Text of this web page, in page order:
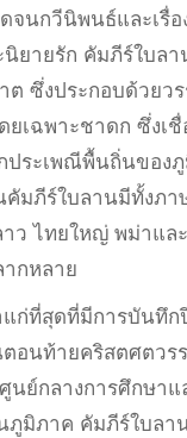
จนกวีนิพนธ์และเรื่
ยายรัก คัมภีร์ใบล
ต ซึ่งประกอบด้วยว
เฉพาะชาดก ซึ่งเ
ระเพณีพื้นถิ่นของภู
คัมภีร์ใบลานมีทั้งภ
ว ไทยใหญ่ พม่าแล
กหลาย
ก่ที่สุดที่มีการบันทึก
อนท้ายคริสตศตวร
นย์กลางการศึกษาแ
มิภาค คัมภีร์ใบลา